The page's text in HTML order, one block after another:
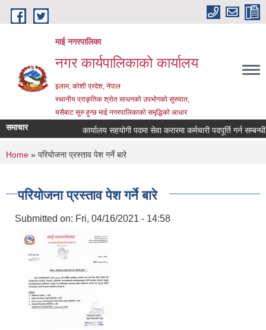
Skip to main content
माई नगरपालिका
नगर कार्यपालिकाको कार्यालय
इलाम, कोशी प्रदेश, नेपाल
स्थानीय प्राकृतिक श्रोत साधनको उपभोगको सुरुवात,
यसैबाट सुरु हुन्छ माई नगरपालिकाको समृद्धिको आधार
समाचार कार्यालय सहयोगी पदमा सेवा करारमा कर्मचारी पदपूर्ति गर्न सम्बन्धी
You are here
Home » परियोजना प्रस्ताव पेश गर्ने बारे
परियोजना प्रस्ताव पेश गर्ने बारे
Submitted on: Fri, 04/16/2021 - 14:58